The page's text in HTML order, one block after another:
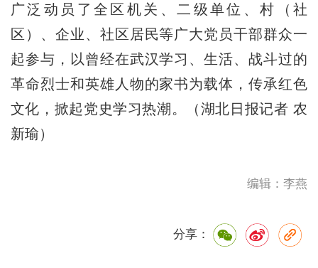
广泛动员了全区机关、二级单位、村（社
区）、企业、社区居民等广大党员干部群众一
起参与，以曾经在武汉学习、生活、战斗过的
革命烈士和英雄人物的家书为载体，传承红色
文化，掀起党史学习热潮。（湖北日报记者 农
新瑜）
编辑：李燕
分享：